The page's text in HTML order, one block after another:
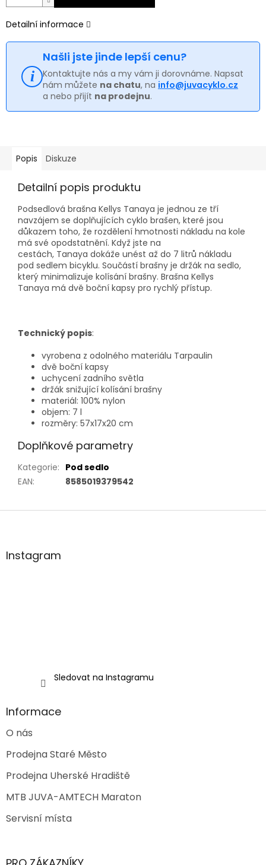
Detailní informace
Našli jste jinde lepší cenu?
Kontaktujte nás a my vám ji dorovnáme. Napsat
nám můžete na chatu, na info@juvacyklo.cz
a nebo přijít na prodejnu.
Popis Diskuze
Detailní popis produktu
Podsedlová brašna Kellys Tanaya je jednou ze tří
navzájem se doplňujících cyklo brašen, které jsou
důkazem toho, že rozdělení hmotnosti nákladu na kole
má své opodstatnění. Když jste na
cestách, Tanaya dokáže unést až do 7 litrů nákladu
pod sedlem bicyklu. Součástí brašny je držák na sedlo,
který minimalizuje kolísání brašny. Brašna Kellys
Tanaya má dvě boční kapsy pro rychlý přístup.
Technický popis:
vyrobena z odolného materiálu Tarpaulin
dvě boční kapsy
uchycení zadního světla
držák snižující kolísání brašny
materiál: 100% nylon
objem: 7 l
rozměry: 57x17x20 cm
Doplňkové parametry
Kategorie: Pod sedlo
EAN: 8585019379542
Z
aInstagram
Sledovat na Instagramu
Informace
O nás
Prodejna Staré Město
Prodejna Uherské Hradiště
MTB JUVA-AMTECH Maraton
Servisní místa